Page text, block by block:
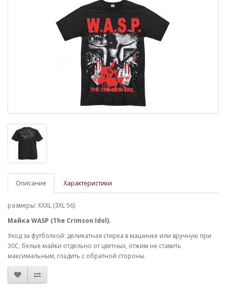
Описание Характеристики
размеры: XXXL (3XL 56)
Майка WASP (The Crimson Idol).
Уход за футболкой: деликатная стирка в машинке или вручную при
30С, белые майки отдельно от цветных, отжим не ставить
максимальным, гладить с обратной стороны.